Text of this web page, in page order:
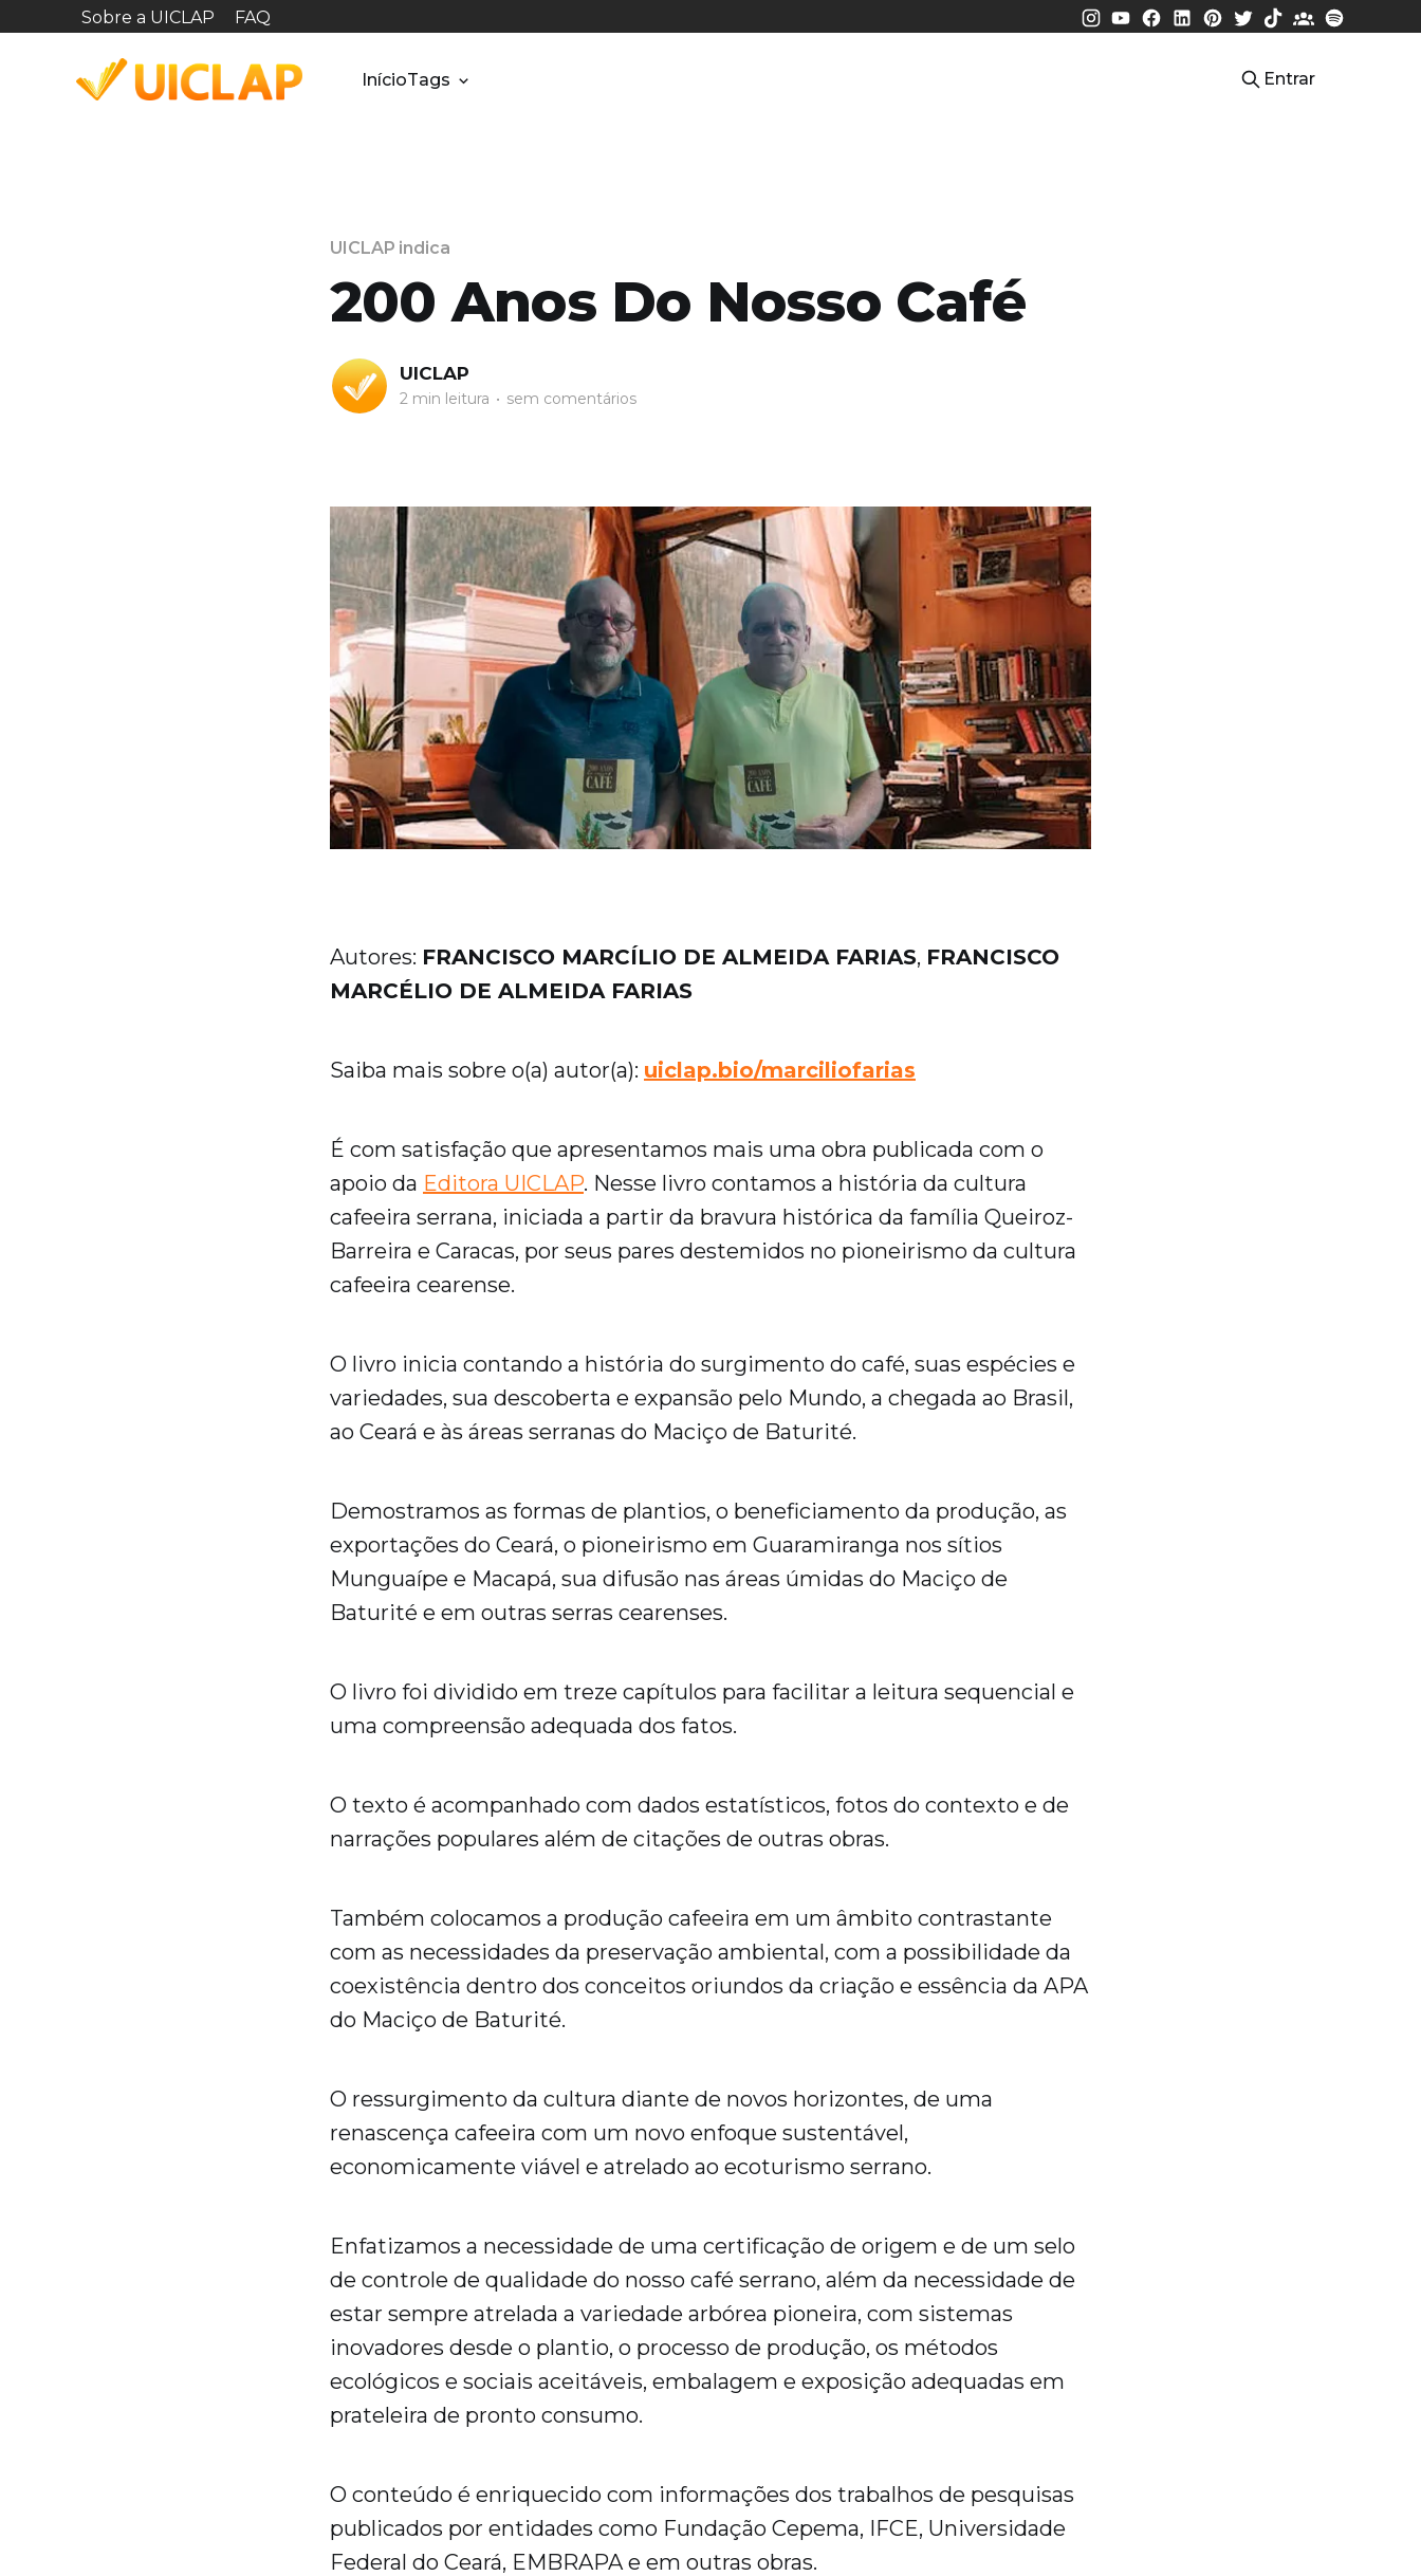
Sobre a UICLAP FAQ
InícioTags Entrar
UICLAP indica
200 Anos Do Nosso Café
UICLAP
2 min leitura • sem comentários
Autores: FRANCISCO MARCÍLIO DE ALMEIDA FARIAS, FRANCISCO
MARCÉLIO DE ALMEIDA FARIAS
Saiba mais sobre o(a) autor(a): uiclap.bio/marciliofarias
É com satisfação que apresentamos mais uma obra publicada com o
apoio da Editora UICLAP. Nesse livro contamos a história da cultura
cafeeira serrana, iniciada a partir da bravura histórica da família Queiroz-
Barreira e Caracas, por seus pares destemidos no pioneirismo da cultura
cafeeira cearense.
O livro inicia contando a história do surgimento do café, suas espécies e
variedades, sua descoberta e expansão pelo Mundo, a chegada ao Brasil,
ao Ceará e às áreas serranas do Maciço de Baturité.
Demostramos as formas de plantios, o beneficiamento da produção, as
exportações do Ceará, o pioneirismo em Guaramiranga nos sítios
Munguaípe e Macapá, sua difusão nas áreas úmidas do Maciço de
Baturité e em outras serras cearenses.
O livro foi dividido em treze capítulos para facilitar a leitura sequencial e
uma compreensão adequada dos fatos.
O texto é acompanhado com dados estatísticos, fotos do contexto e de
narrações populares além de citações de outras obras.
Também colocamos a produção cafeeira em um âmbito contrastante
com as necessidades da preservação ambiental, com a possibilidade da
coexistência dentro dos conceitos oriundos da criação e essência da APA
do Maciço de Baturité.
O ressurgimento da cultura diante de novos horizontes, de uma
renascença cafeeira com um novo enfoque sustentável,
economicamente viável e atrelado ao ecoturismo serrano.
Enfatizamos a necessidade de uma certificação de origem e de um selo
de controle de qualidade do nosso café serrano, além da necessidade de
estar sempre atrelada a variedade arbórea pioneira, com sistemas
inovadores desde o plantio, o processo de produção, os métodos
ecológicos e sociais aceitáveis, embalagem e exposição adequadas em
prateleira de pronto consumo.
O conteúdo é enriquecido com informações dos trabalhos de pesquisas
publicados por entidades como Fundação Cepema, IFCE, Universidade
Federal do Ceará, EMBRAPA e em outras obras.